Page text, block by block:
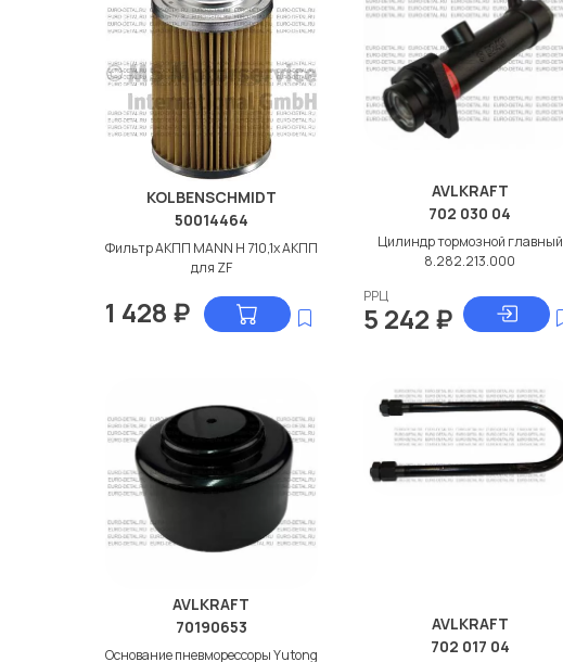
KOLBENSCHMIDT
50014464
Фильтр АКПП MANN Н 710,1x АКПП
для ZF
1 428 ₽
AVLKRAFT
702 030 04
Цилиндр тормозной главный
8.282.213.000
РРЦ
5 242 ₽
AVLKRAFT
70190653
Основание пневморессоры Yutong
AVLKRAFT
702 017 04